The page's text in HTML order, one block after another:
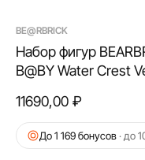
Набор фигур BEARBRICK RABBRICK MY FIRST
B@BY Water Crest
BE@RBRICK
11690,00 ₽
До 1 169 бонусов · до